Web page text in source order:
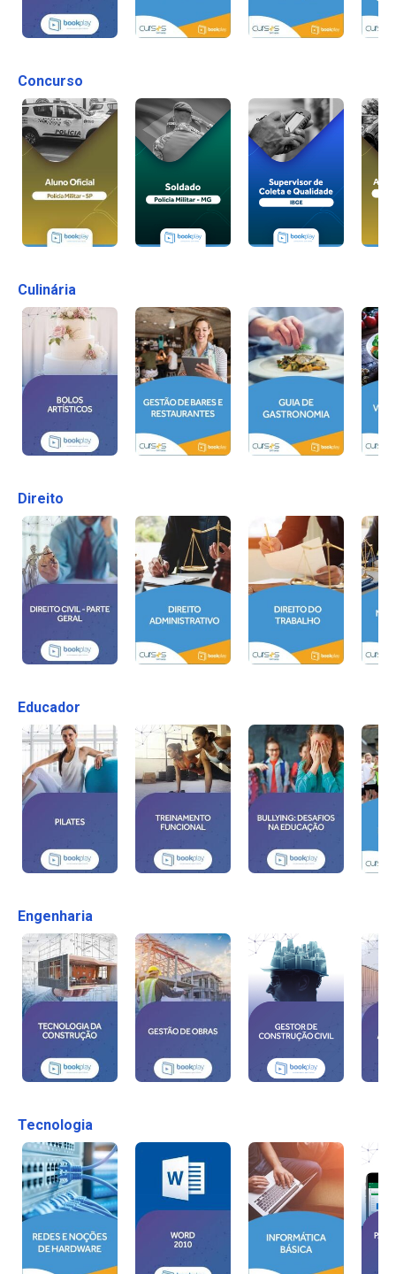
Concurso
Culinária
Direito
Educador
Engenharia
Tecnologia